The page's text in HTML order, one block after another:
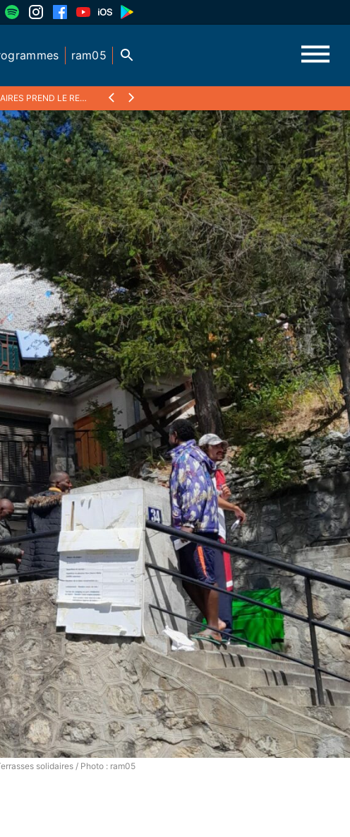
ram05
LA GESTION DU LIEU
solidaires / Photo : ram05